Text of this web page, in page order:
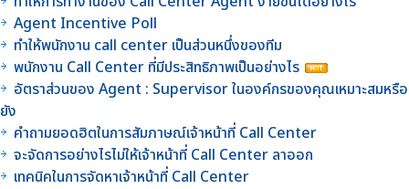
Agent Incentive Poll
ทำให้พนักงาน call center เป็นส่วนหนึ่งของทีม
พนักงาน Call Center ที่มีประสิทธิภาพเป็นอย่างไร
อัตราส่วนของ Agent : Supervisor ในองค์กรของคุณเหมาะสมหรือ
ยัง
คำถามยอดฮิตในการสัมภาษณ์เจ้าหน้าที่ Call Center
จะจัดการอย่างไรไม่ให้เจ้าหน้าที่ Call Center ลาออก
เทคนิคในการจัดหาเจ้าหน้าที่ Call Center